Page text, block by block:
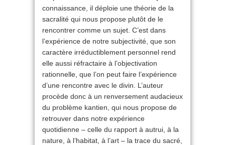
connaissance, il déploie une théorie de la
sacralité qui nous propose plutôt de le
rencontrer comme un sujet. C’est dans
l’expérience de notre subjectivité, que son
caractère irréductiblement personnel rend
elle aussi réfractaire à l’objectivation
rationnelle, que l’on peut faire l’expérience
d’une rencontre avec le divin. L’auteur
procède donc à un renversement audacieux
du problème kantien, qui nous propose de
retrouver dans notre expérience
quotidienne – celle du rapport à autrui, à la
nature, à l’habitat, à l’art – la trace du sacré,